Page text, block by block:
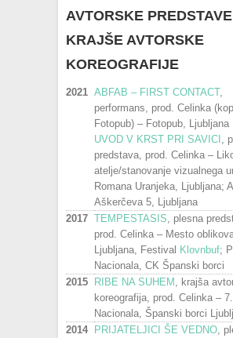
AVTORSKE
KRAJŠE AVTORSKE
KOREOGRAFIJE
2021 ABFAB – FIRST CONTACT,
performans, prod. Celinka
Fotopub) – Fotopub, Ljubljana
UVOD V KRST PRI SAVICI ,
predstava, prod. Celinka –
atelje/stanovanje vizualnega
Romana Uranjeka, Ljubljana;
Aškerčeva 5, Ljubljana
2017 TEMPESTASIS , plesna
prod. Celinka – Mesto
Ljubljana, Festival Klovnbuf;
Nacionala, CK Španski borci
2015 RIBE NA SUHEM , krajša
koreografija, prod. Celinka –
Nacionala, Španski borci
2014 PRIJATELJICI ŠE VEDNO ,